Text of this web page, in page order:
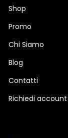
Shop
Promo
Chi Siamo
Blog
Contatti
Richiedi